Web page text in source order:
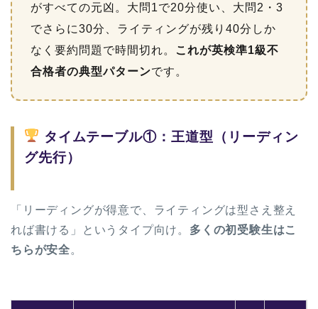
がすべての元凶。大問1で20分使い、大問2・3
でさらに30分、ライティングが残り40分しか
なく要約問題で時間切れ。
これが英検準1級不
合格者の典型パターンです。
タイムテーブル①：王道型（リーディン
グ先行）
「リーディングが得意で、ライティングは型さえ整え
れば書ける」というタイプ向け。 多くの初受験生はこ
ちらが安全。